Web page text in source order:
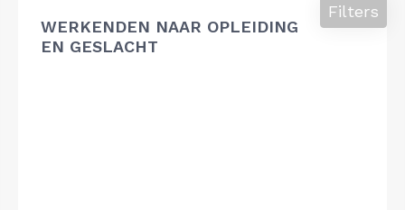
WERKENDEN NAAR OPLEIDING
EN GESLACHT
Filters